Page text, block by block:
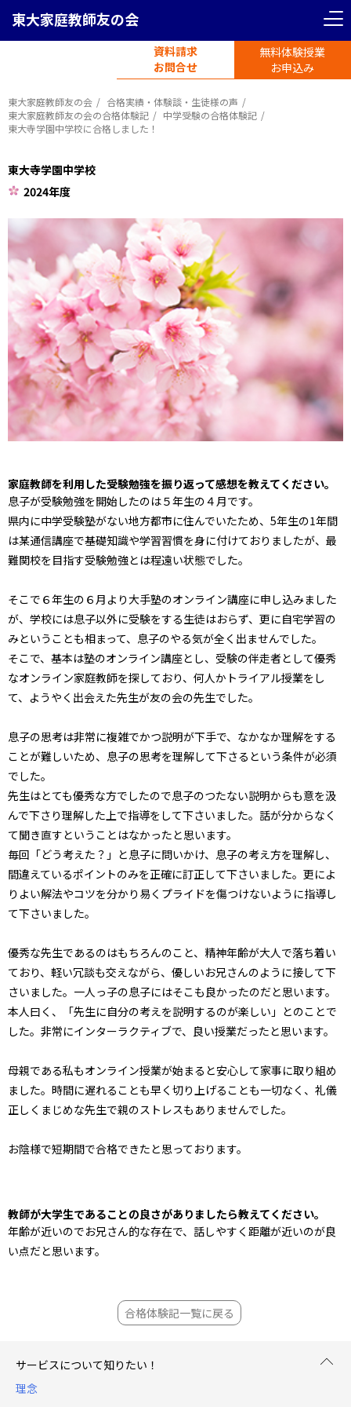
東大家庭教師友の会
資料請求
お問合せ
無料体験授業
お申込み
東大家庭教師友の会
合格実績・体験談・生徒様の声
東大家庭教師友の会の合格体験記
中学受験の合格体験記
東大寺学園中学校に合格しました！
東大寺学園中学校
2024年度
家庭教師を利用した受験勉強を振り返って感想を教えてください。
息子が受験勉強を開始したのは５年生の４月です。
県内に中学受験塾がない地方都市に住んでいたため、5年生の1年間
は某通信講座で基礎知識や学習習慣を身に付けておりましたが、最
難関校を目指す受験勉強とは程遠い状態でした。
そこで６年生の６月より大手塾のオンライン講座に申し込みました
が、学校には息子以外に受験をする生徒はおらず、更に自宅学習の
みということも相まって、息子のやる気が全く出ませんでした。
そこで、基本は塾のオンライン講座とし、受験の伴走者として優秀
なオンライン家庭教師を探しており、何人かトライアル授業をし
て、ようやく出会えた先生が友の会の先生でした。
息子の思考は非常に複雑でかつ説明が下手で、なかなか理解をする
ことが難しいため、息子の思考を理解して下さるという条件が必須
でした。
先生はとても優秀な方でしたので息子のつたない説明からも意を汲
んで下さり理解した上で指導をして下さいました。話が分からなく
て聞き直すということはなかったと思います。
毎回「どう考えた？」と息子に問いかけ、息子の考え方を理解し、
間違えているポイントのみを正確に訂正して下さいました。更によ
りよい解法やコツを分かり易くプライドを傷つけないように指導し
て下さいました。
優秀な先生であるのはもちろんのこと、精神年齢が大人で落ち着い
ており、軽い冗談も交えながら、優しいお兄さんのように接して下
さいました。一人っ子の息子にはそこも良かったのだと思います。
本人曰く、「先生に自分の考えを説明するのが楽しい」とのことで
した。非常にインターラクティブで、良い授業だったと思います。
母親である私もオンライン授業が始まると安心して家事に取り組め
ました。時間に遅れることも早く切り上げることも一切なく、礼儀
正しくまじめな先生で親のストレスもありませんでした。
お陰様で短期間で合格できたと思っております。
教師が大学生であることの良さがありましたら教えてください。
年齢が近いのでお兄さん的な存在で、話しやすく距離が近いのが良
い点だと思います。
合格体験記一覧に戻る
サービスについて知りたい！
理念